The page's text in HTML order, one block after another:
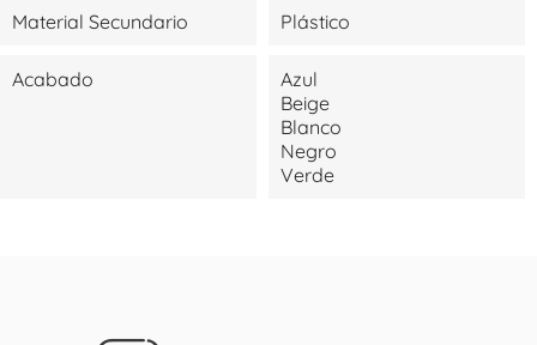
Material Secundario Plástico
Acabado
Azul
Beige
Blanco
Negro
Verde